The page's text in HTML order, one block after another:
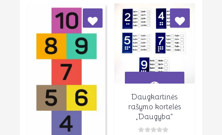
Peržiūrėti
Daugkartinės
rašymo kortelės
„Daugyba”